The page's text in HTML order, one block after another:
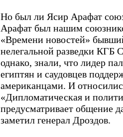
Но был ли Ясир Арафат
Арафат был нашим
«Времени новостей»
нелегальной разведки
однако, знали, что лидер
египтян и саудовцев
американцами. И
«Дипломатическая и
предусматривает общение
заметил генерал Дроздов.